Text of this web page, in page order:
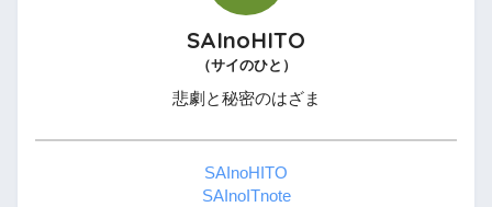
SAInoHITO
（サイのひと）
悲劇と秘密のはざま
SAInoHITO
SAInoITnote